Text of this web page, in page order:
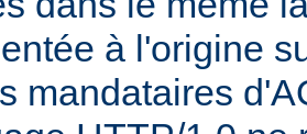
à l'origine
mandataires